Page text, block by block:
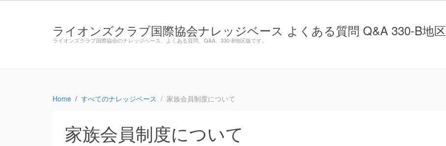
ライオンズクラブ国際協会ナレッジベース よくある質問 Q&A 330-B地区
ライオンズクラブ国際協会のナレッジベース、よくある質問、Q&A、330-B地区版です。
Home すべてのナレッジベース 家族会員制度について
家族会員制度について